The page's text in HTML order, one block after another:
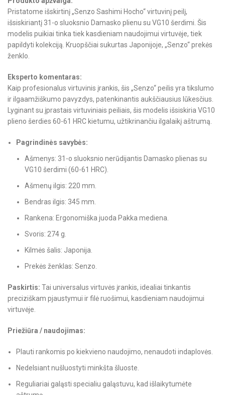
Pristatome išskirtinį „Senzo Sashimi Hocho“ virtuvinį peilį,
išsiskiriantį 31-o sluoksnio Damasko plienu su VG10 šerdimi. Šis
modelis puikiai tinka tiek kasdieniam naudojimui virtuvėje, tiek
papildyti kolekciją. Kruopščiai sukurtas Japonijoje, „Senzo“ prekės
ženklo.
Eksperto komentaras:
Kaip profesionalus virtuvinis įrankis, šis „Senzo“ peilis yra tikslumo
ir ilgaamžiškumo pavyzdys, patenkinantis aukščiausius lūkesčius.
Lyginant su įprastais virtuviniais peiliais, šis modelis išsiskiria VG10
plieno šerdies 60-61 HRC kietumu, užtikrinančiu ilgalaikį aštrumą.
Pagrindinės savybės:
Ašmenys: 31-o sluoksnio nerūdijantis Damasko plienas su
VG10 šerdimi (60-61 HRC).
Ašmenų ilgis: 220 mm.
Bendras ilgis: 345 mm.
Rankena: Ergonomiška juoda Pakka mediena.
Svoris: 274 g.
Kilmės šalis: Japonija.
Prekės ženklas: Senzo.
Paskirtis: Tai universalus virtuvės įrankis, idealiai tinkantis
preciziškam pjaustymui ir filė ruošimui, kasdieniam naudojimui
virtuvėje.
Priežiūra / naudojimas:
Plauti rankomis po kiekvieno naudojimo, nenaudoti indaplovės.
Nedelsiant nušluostyti minkšta šluoste.
Reguliariai galąsti specialiu galąstuvu, kad išlaikytumėte